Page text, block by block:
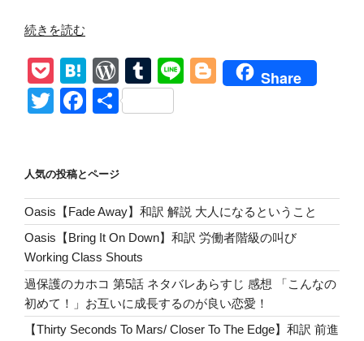
“【Edie
New
Bohemians/A
Fall】
和
訳
『7
月
4
日
続きを読む
P
o
ck
H
at
e
a
W
or
d
e
ss
T
u
m
Li
Bl
Share
T
er
F
e
b
o
o
k
共
人気の投稿とページ
Oasis【Fade Away】和訳 解説 大人になるということ
Oasis【Bring It On Down】和訳 労働者階級の叫び
Working Class Shouts
過保護のカホコ 第5話 ネタバレあらすじ 感想 「こんなの
初めて！」お互いに成長するのが良い恋愛！
【Thirty Seconds To Mars/ Closer To The Edge】和訳 前進